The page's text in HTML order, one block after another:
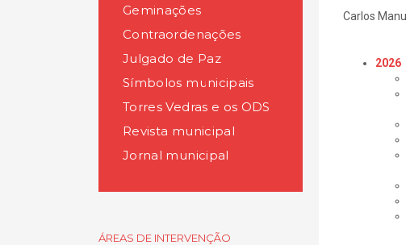
Geminações
Contraordenações
Julgado de Paz
Símbolos municipais
Torres Vedras e os ODS
Revista municipal
Jornal municipal
ÁREAS DE INTERVENÇÃO
Carlos
2026